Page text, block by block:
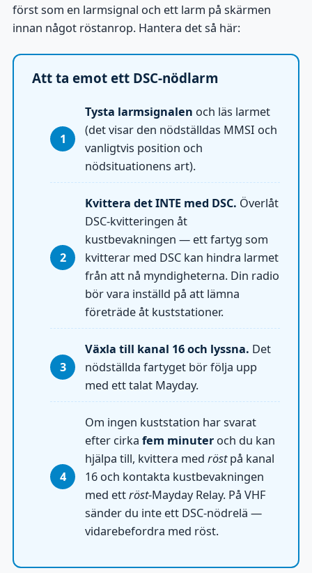
först som en larmsignal och ett larm på skärmen
innan något röstanrop. Hantera det så här:
Att ta emot ett DSC-nödlarm
Tysta larmsignalen och läs larmet
(det visar den nödställdas MMSI och
vanligtvis position och
nödsituationens art).
Kvittera det INTE med DSC. Överlåt
DSC-kvitteringen åt
kustbevakningen — ett fartyg som
kvitterar med DSC kan hindra larmet
från att nå myndigheterna. Din radio
bör vara inställd på att lämna
företräde åt kuststationer.
Växla till kanal 16 och lyssna. Det
nödställda fartyget bör följa upp
med ett talat Mayday.
Om ingen kuststation har svarat
efter cirka fem minuter och du kan
hjälpa till, kvittera med röstpå kanal
16 och kontakta kustbevakningen
med ettröst-Mayday Relay. På VHF
sänder du inte ett DSC-nödrelä —
vidarebefordra med röst.